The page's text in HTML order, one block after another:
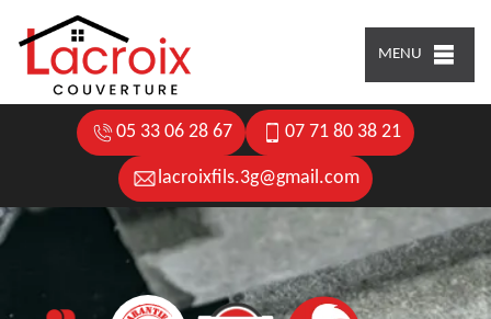
MENU
05 33 06 28 67 07 71 80 38 21
lacroixfils.3g@gmail.com